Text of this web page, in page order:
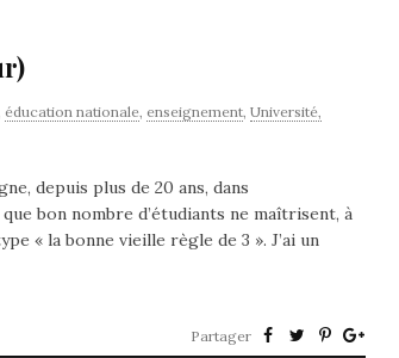
éducation nationale, enseignement, Université,
depuis plus de 20 ans, dans
bon nombre d’étudiants ne maîtrisent, à
« la bonne vieille règle de 3 ». J’ai un
Partager